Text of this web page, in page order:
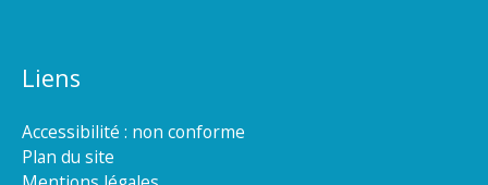
Liens
Accessibilité : non conforme
Plan du site